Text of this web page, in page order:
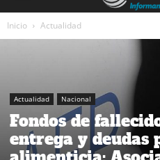
Inicio Actualidad
Actualidad Nacional
Fondos de
entrega y deudas